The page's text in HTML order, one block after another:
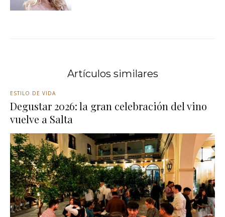
Artículos similares
ESTILO DE VIDA
Degustar 2026: la gran celebración del vino
vuelve a Salta